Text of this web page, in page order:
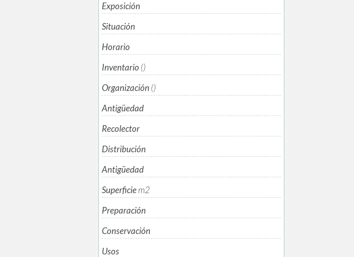
Exposición
Situación
Horario
Inventario ()
Organización ()
Antigüedad
Recolector
Distribución
Antigüedad
Superficiem2
Preparación
Conservación
Usos